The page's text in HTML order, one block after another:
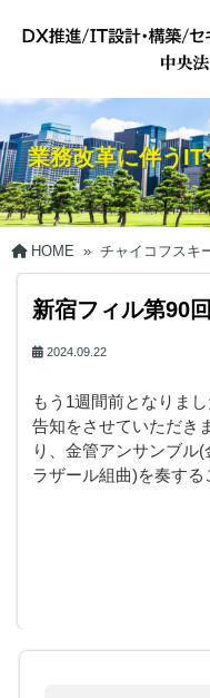
業務改革に伴う
HOME » チャイコフスキ
新宿フィル第90
2024.09.22
もう1週間前となりま
告知をさせていただき
り、金管アンサンブル
ラザール組曲)を奏す